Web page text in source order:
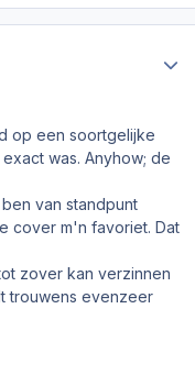
op een soortgelijke
was. Anyhow; de
van standpunt
cover m'n favoriet. Dat
zover kan verzinnen
trouwens evenzeer